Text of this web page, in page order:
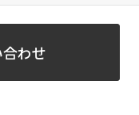
わせ